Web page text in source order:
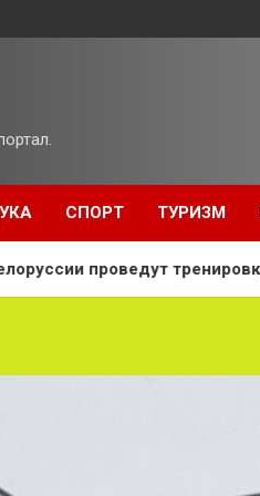
СПОРТ ТУРИЗМ
тренировку с участием